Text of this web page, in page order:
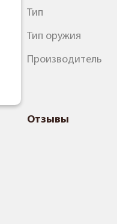
Тип
Тип оружия
Производитель
Отзывы